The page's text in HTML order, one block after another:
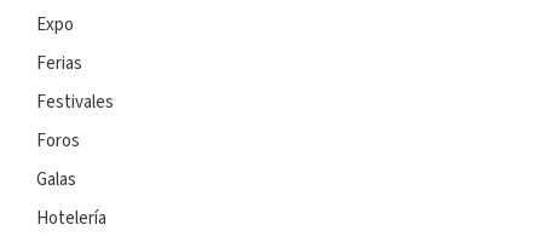
Expo
Ferias
Festivales
Foros
Galas
Hotelería